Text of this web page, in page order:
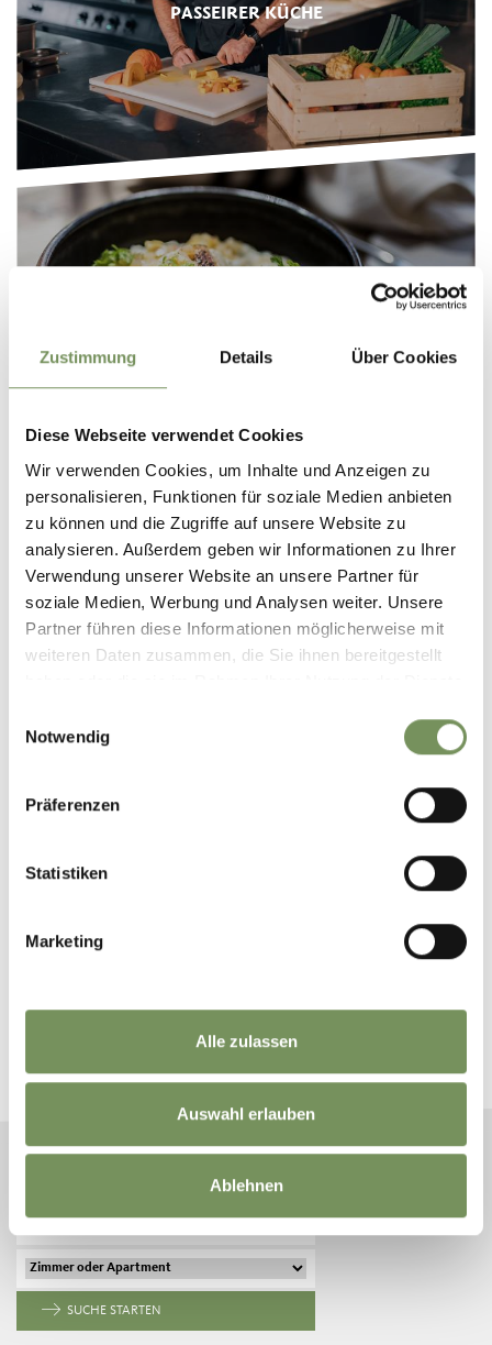
Zustimmung Details Über Cookies
Diese Webseite verwendet Cookies
Wir verwenden Cookies, um Inhalte und Anzeigen zu
personalisieren, Funktionen für soziale Medien anbieten
zu können und die Zugriffe auf unsere Website zu
analysieren. Außerdem geben wir Informationen zu Ihrer
Verwendung unserer Website an unsere Partner für
soziale Medien, Werbung und Analysen weiter. Unsere
Partner führen diese Informationen möglicherweise mit
weiteren Daten zusammen, die Sie ihnen bereitgestellt
Notwendig
Präferenzen
Statistiken
Marketing
Alle zulassen
Auswahl erlauben
Ablehnen
PASSEIRER KÜCHE
LOKALE PRODUKTE
PASSEIERTAL
Plane jetzt unverbindlich deinen Traumurlaub
SUCHE STARTEN